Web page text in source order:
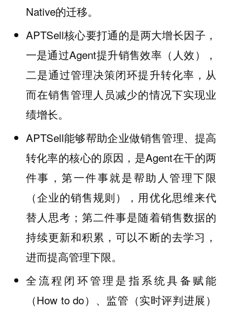
Native的迁移。
APTSell核心要打通的是两大增长因子，
一是通过Agent提升销售效率（人效），
二是通过管理决策闭环提升转化率，从
而在销售管理人员减少的情况下实现业
绩增长。
APTSell能够帮助企业做销售管理、提高
转化率的核心的原因，是Agent在干的两
件事，第一件事就是帮助人管理下限
（企业的销售规则），用优化思维来代
替人思考；第二件事是随着销售数据的
持续更新和积累，可以不断的去学习，
进而提高管理下限。
全流程闭环管理是指系统具备赋能
（How to do）、监管（实时评判进展）